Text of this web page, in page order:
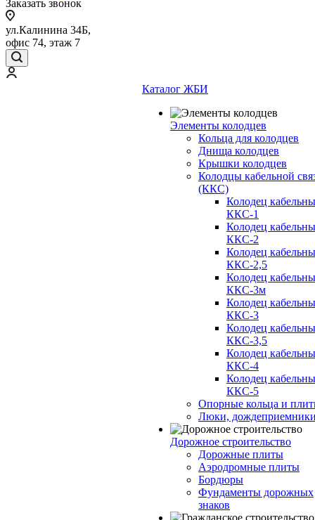
Заказать звонок
ул.Калинина 34Б,
офис 74, этаж 7
Каталог ЖБИ
Элементы колодцев
Кольца для колодцев
Днища колодцев
Крышки колодцев
Колодцы кабельной
(ККС)
Колодец
ККС-1
Колодец
ККС-2
Колодец
ККС-2,5
Колодец
ККС-3м
Колодец
ККС-3
Колодец
ККС-3,5
Колодец
ККС-4
Колодец
ККС-5
Опорные кольца и
Люки,
Дорожное строительство
Дорожные плиты
Аэродромные плиты
Бордюры
Фундаменты дорожных
знаков